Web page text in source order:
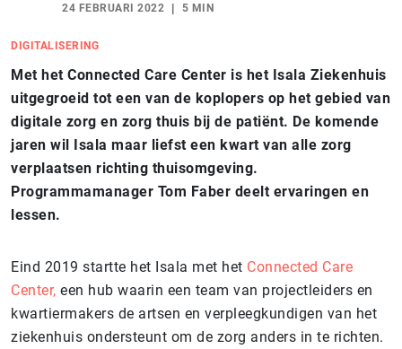
24 FEBRUARI 2022 5 MIN
DIGITALISERING
Met het Connected Care Center is het Isala Ziekenhuis
uitgegroeid tot een van de koplopers op het gebied van
digitale zorg en zorg thuis bij de patiënt. De komende
jaren wil Isala maar liefst een kwart van alle zorg
verplaatsen richting thuisomgeving.
Programmamanager Tom Faber deelt ervaringen en
lessen.
Eind 2019 startte het Isala met het Connected Care
Center, een hub waarin een team van projectleiders en
kwartiermakers de artsen en verpleegkundigen van het
ziekenhuis ondersteunt om de zorg anders in te richten.